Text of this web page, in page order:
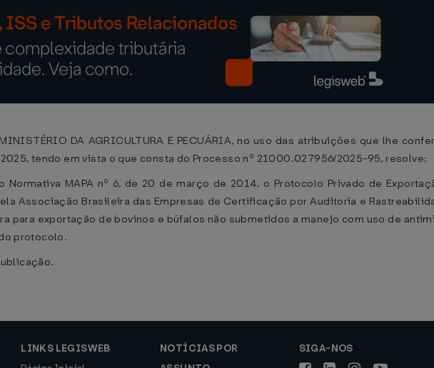
MINISTÉRIO DA AGRICULTURA E PECUÁRIA, no uso das atribuições que lhe
tendo em vista o que consta do Processo nº 21000.027956/2025-95, resolve:
MAPA nº 6, de 20 de março de 2014, o Protocolo Privado de
Associação Brasileira das Empresas de Certificação por Auditoria e
para exportação de bovinos e búfalos não submetidos a manejo com uso de
protocolo.
LINKS LEGISWEB
NOTÍCIAS POR
SIGA-NOS